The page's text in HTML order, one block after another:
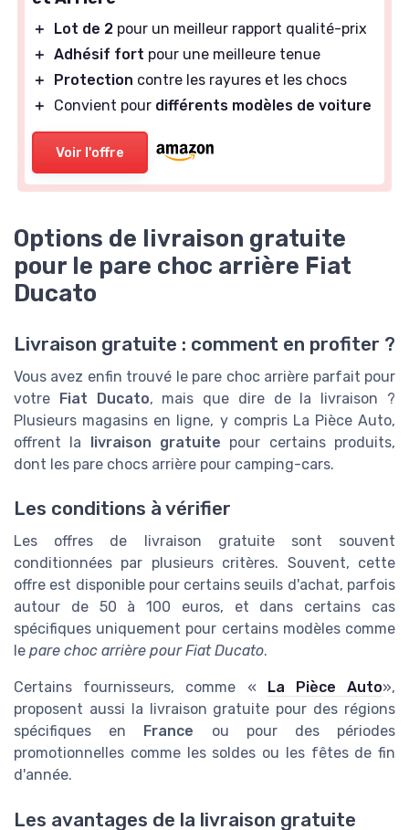
＋ Lot de 2 pour un meilleur rapport qualité-prix
＋ Adhésif fort pour une meilleure tenue
＋
Protection contre les rayures et les chocs
＋
Convient pour différents modèles de voiture
Voir l'offre
Options de livraison gratuite
pour le pare choc arrière Fiat
Ducato
Livraison gratuite : comment en profiter ?
Vous avez enfin trouvé le pare choc arrière parfait pour
votre Fiat Ducato, mais que dire de la livraison ?
Plusieurs magasins en ligne, y compris La Pièce Auto,
offrent la livraison gratuite pour certains produits,
dont les pare chocs arrière pour camping-cars.
Les conditions à vérifier
Les offres de livraison gratuite sont souvent
conditionnées par plusieurs critères. Souvent, cette
offre est disponible pour certains seuils d'achat, parfois
autour de 50 à 100 euros, et dans certains cas
spécifiques uniquement pour certains modèles comme
le pare choc arrière pour Fiat Ducato.
Certains fournisseurs, comme « La Pièce Auto»,
proposent aussi la livraison gratuite pour des régions
spécifiques en
France ou pour des périodes
promotionnelles comme les soldes ou les fêtes de fin
d'année.
Les avantages de la livraison gratuite